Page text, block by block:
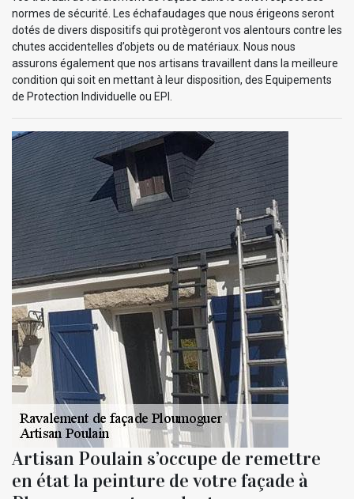
normes de sécurité. Les échafaudages que nous érigeons seront
dotés de divers dispositifs qui protègeront vos alentours contre les
chutes accidentelles d’objets ou de matériaux. Nous nous
assurons également que nos artisans travaillent dans la meilleure
condition qui soit en mettant à leur disposition, des Equipements
de Protection Individuelle ou EPI.
Artisan Poulain s’occupe de remettre
en état la peinture de votre façade à